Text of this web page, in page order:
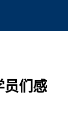
员们感